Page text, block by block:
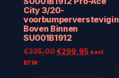
City 3/20-
Boven Binnen
SU001B1912
€335,00Oorspronkelijke
€299,95 Huidige
excl.
BTW